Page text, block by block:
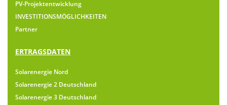
PV-Projektentwicklung
INVESTITIONSMÖGLICHKEITEN
Partner
ERTRAGSDATEN
Solarenergie Nord
Solarenergie 2 Deutschland
Solarenergie 3 Deutschland